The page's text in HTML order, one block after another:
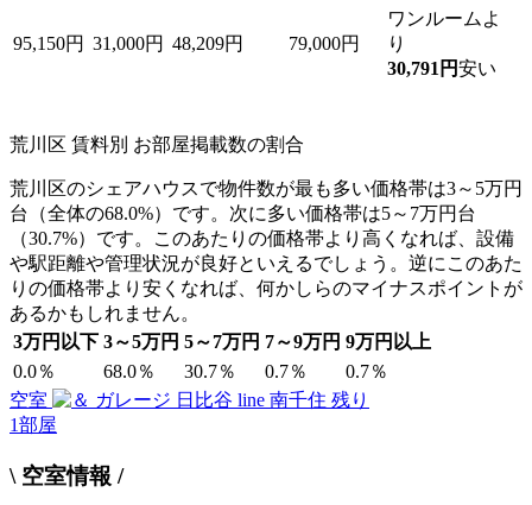
95,150円 31,000円 48,209円 79,000円
ワンルームよ
り
30,791円安い
荒川区 賃料別 お部屋掲載数の割合
荒川区のシェアハウスで物件数が最も多い価格帯は3～5万円
台（全体の68.0%）です。次に多い価格帯は5～7万円台
（30.7%）です。このあたりの価格帯より高くなれば、設備
や駅距離や管理状況が良好といえるでしょう。逆にこのあた
りの価格帯より安くなれば、何かしらのマイナスポイントが
あるかもしれません。
3万円以下 3～5万円 5～7万円 7～9万円 9万円以上
0.0％
68.0％ 30.7％ 0.7％
0.7％
空室
残り
1部屋
\ 空室情報 /